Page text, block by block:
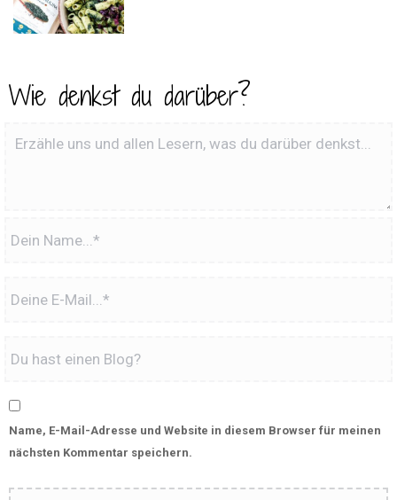
Wie denkst du darüber?
Name, E-Mail-Adresse und Website in diesem Browser für meinen
nächsten Kommentar speichern.